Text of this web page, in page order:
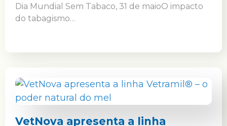
Dia Mundial Sem Tabaco, 31 de maioO impacto
do tabagismo…
VetNova apresenta a linha